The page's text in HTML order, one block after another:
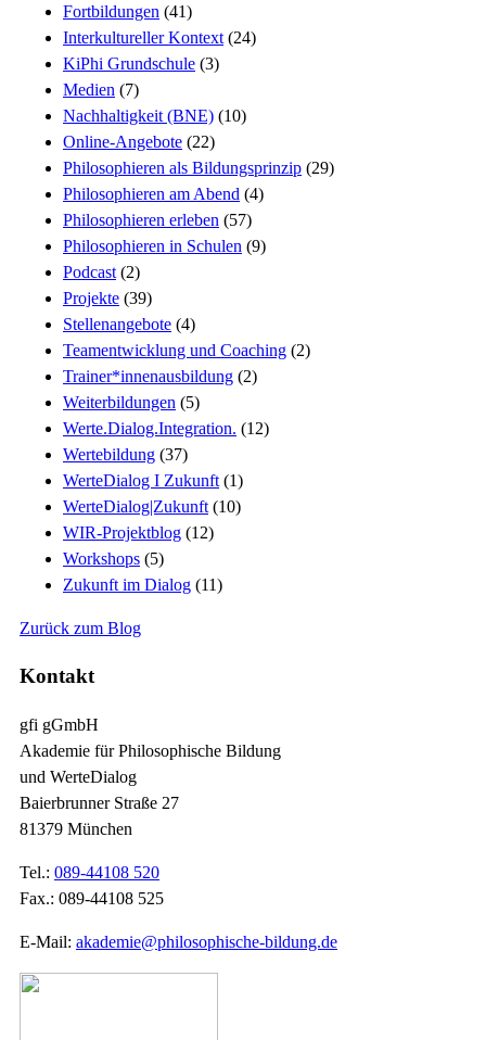
Fortbildungen (41)
Interkultureller Kontext (24)
KiPhi Grundschule (3)
Medien (7)
Nachhaltigkeit (BNE) (10)
Online-Angebote (22)
Philosophieren als Bildungsprinzip (29)
Philosophieren am Abend (4)
Philosophieren erleben (57)
Philosophieren in Schulen (9)
Podcast (2)
Projekte (39)
Stellenangebote (4)
Teamentwicklung und Coaching (2)
Trainer*innenausbildung (2)
Weiterbildungen (5)
Werte.Dialog.Integration. (12)
Wertebildung (37)
WerteDialog I Zukunft (1)
WerteDialog|Zukunft (10)
WIR-Projektblog (12)
Workshops (5)
Zukunft im Dialog (11)
Zurück zum Blog
Kontakt
gfi gGmbH
Akademie für Philosophische Bildung
und WerteDialog
Baierbrunner Straße 27
81379 München
Tel.: 089-44108 520
Fax.: 089-44108 525
E-Mail: akademie@philosophische-bildung.de